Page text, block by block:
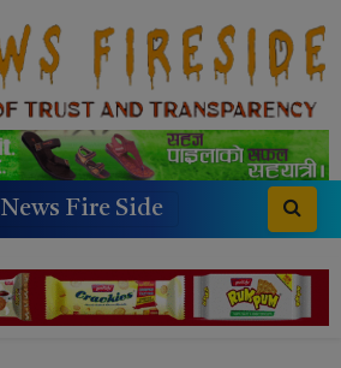
News Fire Side